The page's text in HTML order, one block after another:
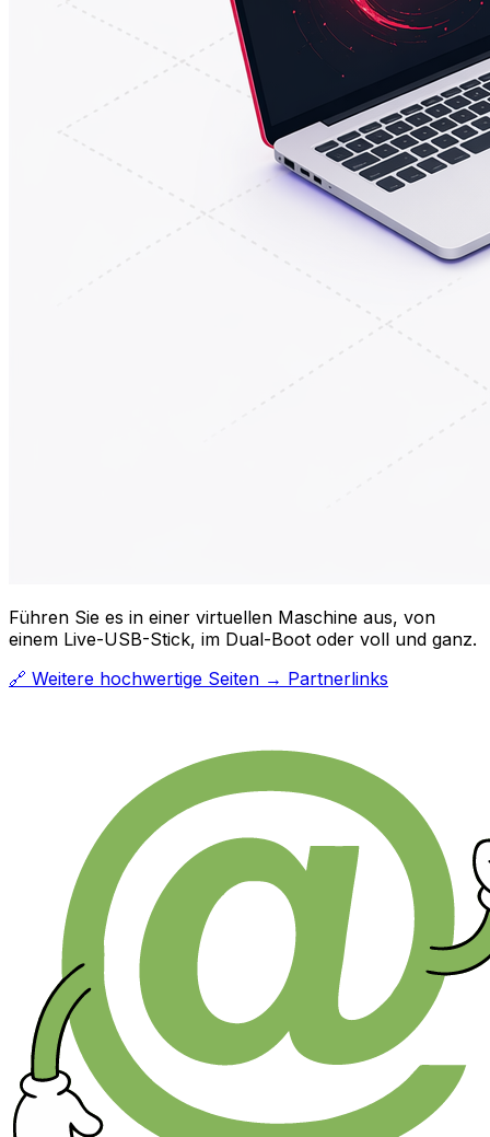
Führen Sie es in einer virtuellen Maschine aus, von
einem Live-USB-Stick, im Dual-Boot oder voll und ganz.
🔗 Weitere hochwertige Seiten → Partnerlinks